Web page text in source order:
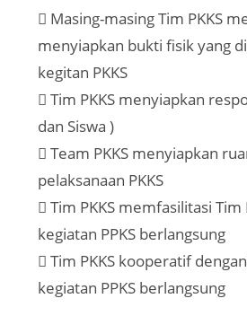
 Masing-masing Tim PKKS
menyiapkan bukti fisik yang
kegitan PKKS
 Tim PKKS menyiapkan
dan Siswa )
 Team PKKS menyiapkan
pelaksanaan PKKS
 Tim PKKS memfasilitasi
kegiatan PPKS berlangsung
 Tim PKKS kooperatif
kegiatan PPKS berlangsung